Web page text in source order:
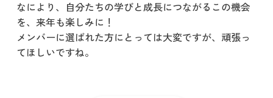
なにより、自分たちの学びと成長につながるこの機会
を、来年も楽しみに！
メンバーに選ばれた方にとっては大変ですが、頑張っ
てほしいですね。